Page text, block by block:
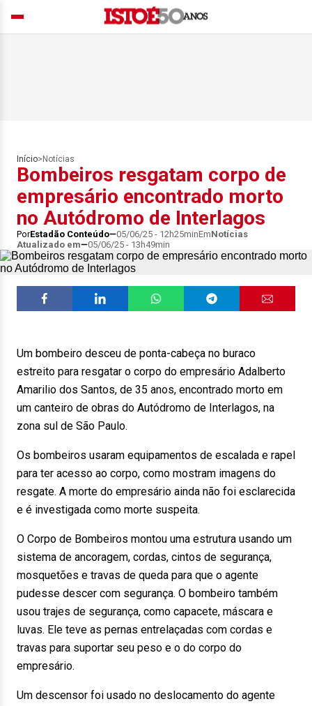
Início> Notícias
Bombeiros resgatam corpo de
empresário encontrado morto
no Autódromo de Interlagos
PorEstadão Conteúdo 05/06/25 - 12h25minEmNotícias
Atualizado em
05/06/25 - 13h49min
Um bombeiro desceu de ponta-cabeça no buraco
estreito para resgatar o corpo do empresário Adalberto
Amarilio dos Santos, de 35 anos, encontrado morto em
um canteiro de obras do Autódromo de Interlagos, na
zona sul de São Paulo.
Os bombeiros usaram equipamentos de escalada e rapel
para ter acesso ao corpo, como mostram imagens do
resgate. A morte do empresário ainda não foi esclarecida
e é investigada como morte suspeita.
O Corpo de Bombeiros montou uma estrutura usando um
sistema de ancoragem, cordas, cintos de segurança,
mosquetões e travas de queda para que o agente
pudesse descer com segurança. O bombeiro também
usou trajes de segurança, como capacete, máscara e
luvas. Ele teve as pernas entrelaçadas com cordas e
travas para suportar seu peso e o do corpo do
empresário.
Um descensor foi usado no deslocamento do agente